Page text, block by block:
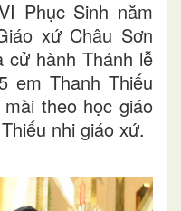
Phục Sinh năm
xứ Châu Sơn
cử hành Thánh lễ
em Thanh Thiếu
theo học giáo
nhi giáo xứ.